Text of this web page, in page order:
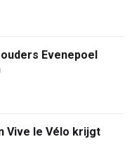
Evenepoel
Vive le Vélo krijgt